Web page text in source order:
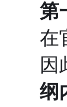
第
在
因
纲